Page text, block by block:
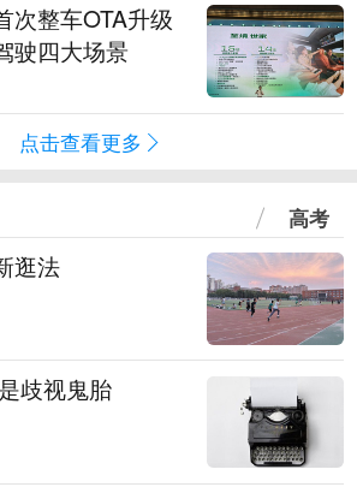
次整车OTA升级
驶四大场景
点击查看更多
高考
逛法
歧视鬼胎